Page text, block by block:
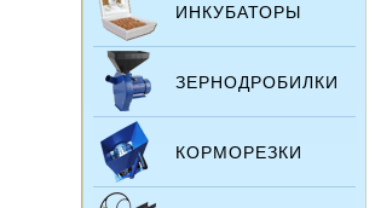
ИНКУБАТОРЫ
ЗЕРНОДРОБИЛКИ
КОРМОРЕЗКИ